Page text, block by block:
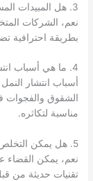
3. هل المبيدات المستخدمة آمنة على الأطفال والحيوانات الأليفة؟
نعم، الشركات
بطريقة احترافية
4. ما هي أسباب انتشار النمل الأسود في المنازل؟
أسباب انتشار
الشقوق والفجوات
مناسبة لتكاثره.
5. هل يمكن التخلص من النمل الأسود نهائيًا؟
نعم، يمكن القضاء
تقنيات حديثة من